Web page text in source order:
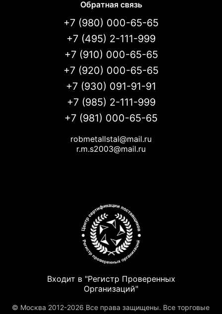
Обратная связь
+7 (980) 000-65-65
+7 (495) 2-111-999
+7 (910) 000-65-65
+7 (920) 000-65-65
+7 (930) 091-91-91
+7 (985) 2-111-999
+7 (981) 000-65-65
robmetallstal@mail.ru
r.m.s2003@mail.ru
Входит в "Регистр Проверенных
Организаций"
© Москва 2012-2026 Все права защищены. Все торговые